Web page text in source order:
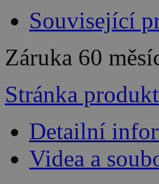
Související
Záruka 60
Stránka
Detailní
Videa a